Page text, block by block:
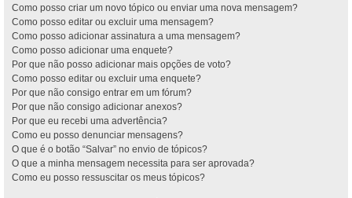
Como posso criar um novo tópico ou enviar uma nova mensagem?
Como posso editar ou excluir uma mensagem?
Como posso adicionar assinatura a uma mensagem?
Como posso adicionar uma enquete?
Por que não posso adicionar mais opções de voto?
Como posso editar ou excluir uma enquete?
Por que não consigo entrar em um fórum?
Por que não consigo adicionar anexos?
Por que eu recebi uma advertência?
Como eu posso denunciar mensagens?
O que é o botão “Salvar” no envio de tópicos?
O que a minha mensagem necessita para ser aprovada?
Como eu posso ressuscitar os meus tópicos?